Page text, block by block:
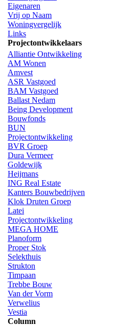
Eigenaren
Vrij op Naam
Woningvergelijk
Links
Projectontwikkelaars
Alliantie Ontwikkeling
AM Wonen
Amvest
ASR Vastgoed
BAM Vastgoed
Ballast Nedam
Being Development
Bouwfonds
BUN
Projectontwikkeling
BVR Groep
Dura Vermeer
Goldewijk
Heijmans
ING Real Estate
Kanters Bouwbedrijven
Klok Druten Groep
Latei
Projectontwikkeling
MEGA HOME
Planoform
Proper Stok
Selekthuis
Strukton
Timpaan
Trebbe Bouw
Van der Vorm
Verwelius
Vestia
Column